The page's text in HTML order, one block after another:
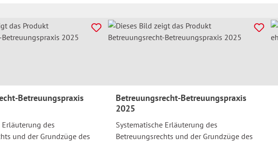
Betreuungspraxis
Erläuterung des
und der Grundzüge des
Betreuungsrecht-Betreuungspraxis
2025
Systematische Erläuterung des
Betreuungsrechts und der Grundzüge des